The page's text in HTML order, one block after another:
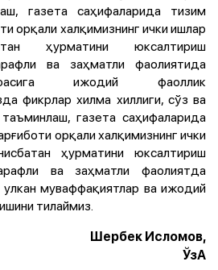
газета саҳифаларида тизим
орқали халқимизнинг ички ишлар
ҳурматини юксалтириш
ва заҳматли фаолиятида
ижодий фаоллик
фикрлар хилма хиллиги, сўз ва
газета саҳифаларида
орқали халқимизнинг ички
ҳурматини юксалтириш
ва заҳматли фаолиятда
муваффақиятлар ва ижодий
тилаймиз.
Шербек Исломов,
ЎзА